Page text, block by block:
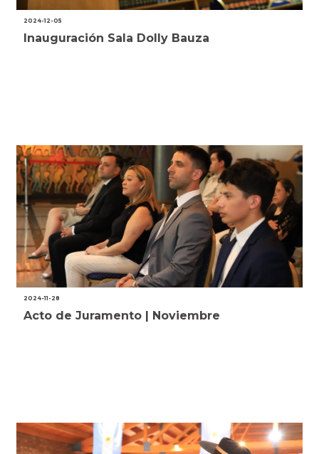
2024-12-05
Inauguración Sala Dolly Bauza
2024-11-28
Acto de Juramento | Noviembre